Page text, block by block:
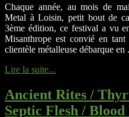
Chaque année, au mois de
Metal à Loisin, petit bout de
3ème édition, ce festival a vu
Misanthrope est convié en
clientèle métalleuse débarque en
Lire la suite...
Ancient Rites /
Septic Flesh /